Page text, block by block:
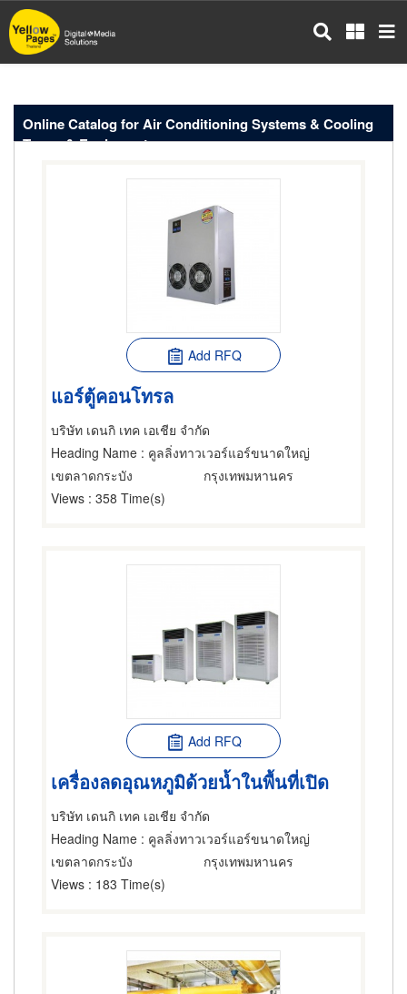
Skip
to
main
Online Catalog for Air Conditioning Systems & Cooling
Tower & Equipment
Add RFQ
แอร์ตู้คอนโทรล
บริษัท เดนกิ เทค เอเชีย จำกัด
Heading Name : คูลลิ่งทาวเวอร์แอร์ขนาดใหญ่
เขตลาดกระบัง
กรุงเทพมหานคร
Views : 358 Time(s)
Add RFQ
เครื่องลดอุณหภูมิด้วยน้ำในพื้นที่เปิด
บริษัท เดนกิ เทค เอเชีย จำกัด
Heading Name : คูลลิ่งทาวเวอร์แอร์ขนาดใหญ่
เขตลาดกระบัง
กรุงเทพมหานคร
Views : 183 Time(s)